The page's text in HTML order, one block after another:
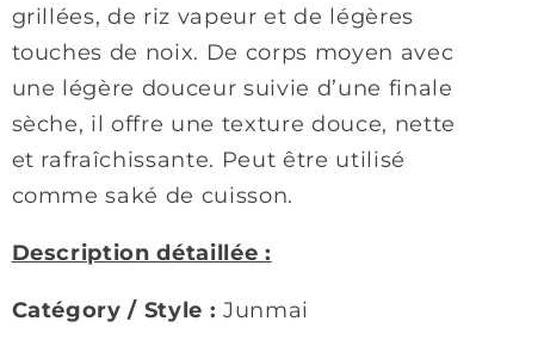
grillées, de riz vapeur et de légères
touches de noix. De corps moyen avec
une légère douceur suivie d’une finale
sèche, il offre une texture douce, nette
et rafraîchissante. Peut être utilisé
comme saké de cuisson.
Description détaillée :
Catégory / Style : Junmai